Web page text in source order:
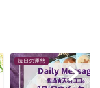
毎日の運勢